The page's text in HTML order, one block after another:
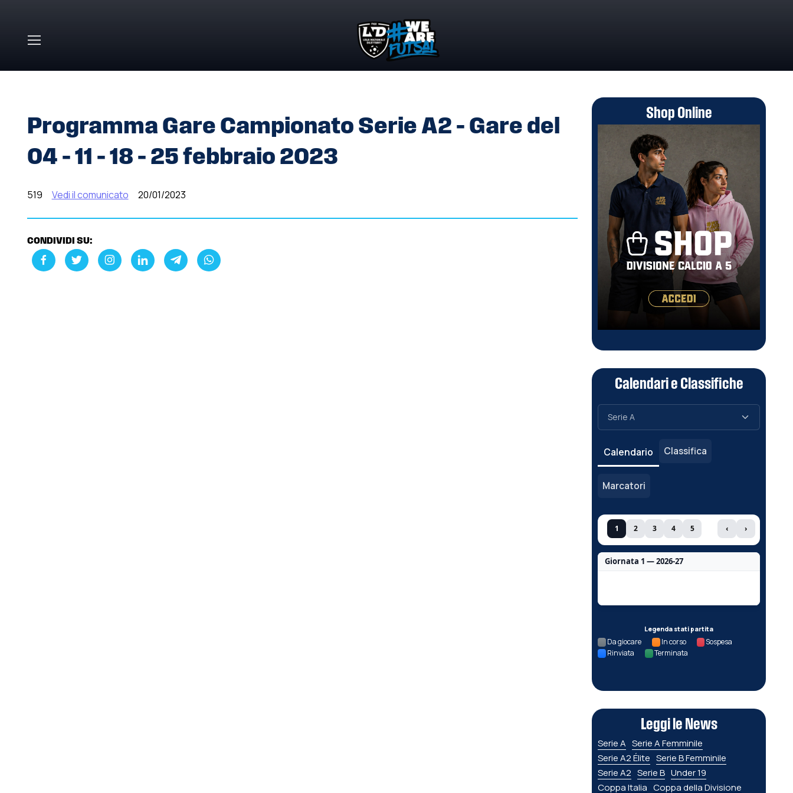
Programma Gare Campionato Serie A2 – Gare del
04 – 11 – 18 – 25 febbraio 2023
519 Vedi il comunicato 20/01/2023
CONDIVIDI SU:
Shop Online
Calendari e Classifiche
Calendario Classifica
Marcatori
1 2 3 4 5 ‹ ›
Giornata 1 — 2026-27
Legenda stati partita
Da giocare In corso
Sospesa
Rinviata
Terminata
Leggi le News
Serie A Serie A Femminile
Serie A2 Élite Serie B Femminile
Serie A2 Serie B Under 19
Coppa Italia Coppa della Divisione